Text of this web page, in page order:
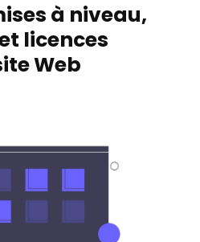
à niveau,
licences
Web